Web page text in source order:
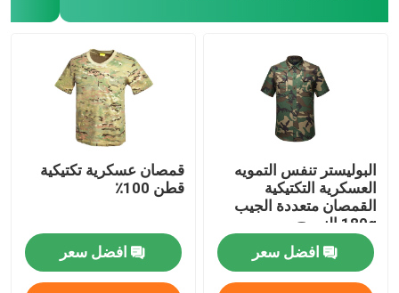
البوليستر تنفس التمويه
العسكرية التكتيكية
القمصان متعددة الجيب
180g النسيج
افضل سعر
قمصان عسكرية تكتيكية
قطن 100٪
افضل سعر